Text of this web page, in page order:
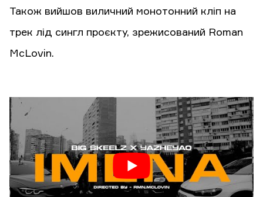
Також вийшов виличний монотонний кліп на
трек лід сингл проєкту, зрежисований Roman
McLovin.